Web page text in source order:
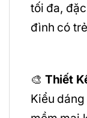
tối đa,
đình có
🎨 Thiết
Kiểu